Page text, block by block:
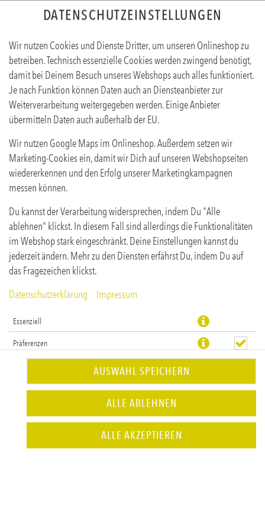
DATENSCHUTZEINSTELLUNGEN
Wir nutzen Cookies und Dienste Dritter, um unseren Onlineshop zu
betreiben. Technisch essenzielle Cookies werden zwingend benötigt,
damit bei Deinem Besuch unseres Webshops auch alles funktioniert.
Je nach Funktion können Daten auch an Diensteanbieter zur
Weiterverarbeitung weitergegeben werden. Einige Anbieter
übermitteln Daten auch außerhalb der EU.
Wir nutzen Google Maps im Onlineshop. Außerdem setzen wir
Marketing-Cookies ein, damit wir Dich auf unseren Webshopseiten
wiedererkennen und den Erfolg unserer Marketingkampagnen
messen können.
Du kannst der Verarbeitung widersprechen, indem Du "Alle
ablehnen" klickst. In diesem Fall sind allerdings die Funktionalitäten
im Webshop stark eingeschränkt. Deine Einstellungen kannst du
jederzeit ändern. Mehr zu den Diensten erfährst Du, indem Du auf
das Fragezeichen klickst.
Datenschutzerklärung
Impressum
Essenziell
Präferenzen
AUSWAHL SPEICHERN
ALLE ABLEHNEN
ALLE AKZEPTIEREN
SOUR CREAM
Produktinfos
Vegetarisch
JETZT BESTELLEN